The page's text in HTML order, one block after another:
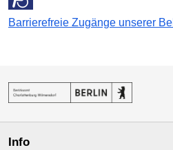
Barrierefreie Zugänge unserer
Info